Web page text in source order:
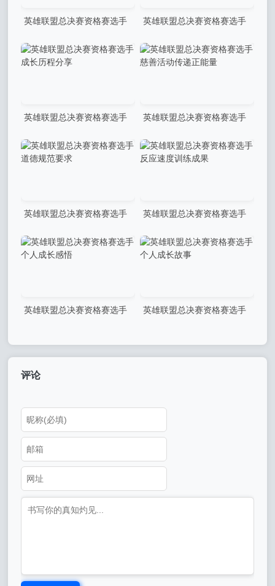
英雄联盟总决赛资格赛选手
操作精准无误：电竞巅峰的精
准艺术
英雄联盟总决赛资格赛选手
操作细腻精准：技术与心态的
完美融合
英雄联盟总决赛资格赛选手
成长历程分享
英雄联盟总决赛资格赛选手
慈善活动传递正能量
英雄联盟总决赛资格赛选手
道德规范要求
英雄联盟总决赛资格赛选手
反应速度训练成果
英雄联盟总决赛资格赛选手
英雄联盟总决赛资格赛选手
评论